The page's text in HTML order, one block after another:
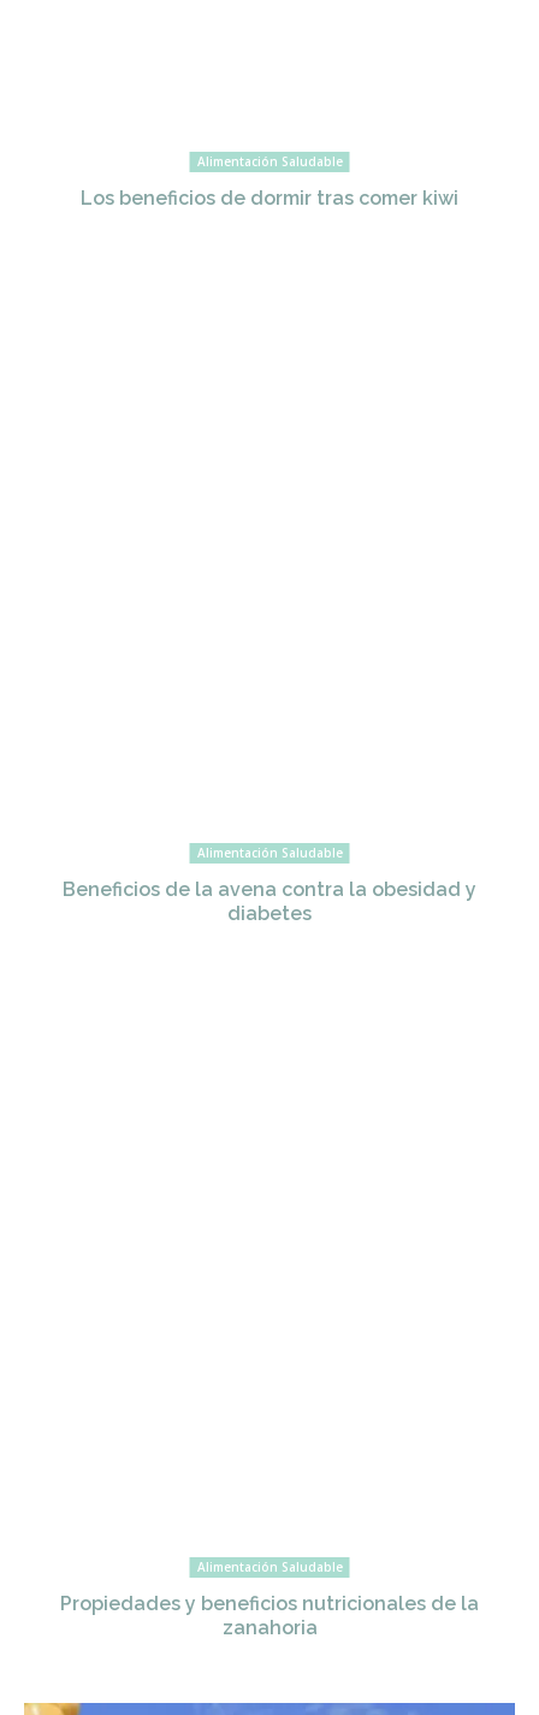
Alimentación Saludable
Los beneficios de dormir tras comer kiwi
Alimentación Saludable
Beneficios de la avena contra la obesidad y
diabetes
Alimentación Saludable
Propiedades y beneficios nutricionales de la
zanahoria